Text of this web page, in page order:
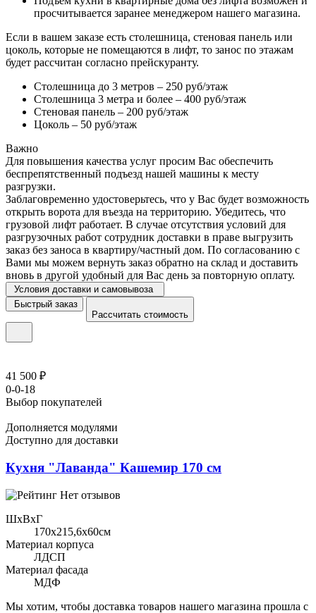
просчитывается заранее менеджером нашего магазина.
Если в вашем заказе есть столешница, стеновая панель или
цоколь, которые не помещаются в лифт, то занос по этажам
будет рассчитан согласно прейскуранту.
Столешница до 3 метров – 250 руб/этаж
Столешница 3 метра и более – 400 руб/этаж
Стеновая панель – 200 руб/этаж
Цоколь – 50 руб/этаж
Важно
Для повышения качества услуг просим Вас обеспечить
беспрепятственный подъезд нашей машины к месту
разгрузки.
Заблаговременно удостоверьтесь, что у Вас будет возможность
открыть ворота для въезда на территорию. Убедитесь, что
грузовой лифт работает. В случае отсутствия условий для
разгрузочных работ сотрудник доставки в праве выгрузить
заказ без заноса в квартиру/частный дом. По согласованию с
Вами мы можем вернуть заказ обратно на склад и доставить
вновь в другой удобный для Вас день за повторную оплату.
Условия доставки и самовывоза
Быстрый заказ
Рассчитать стоимость
41 500 ₽
0-0-18
Выбор покупателей
Дополняется модулями
Доступно для доставки
Кухня "Лаванда" Кашемир 170 см
Нет отзывов
ШхВхГ
170x215,6х60см
Материал корпуса
ЛДСП
Материал фасада
МДФ
Мы хотим, чтобы доставка товаров нашего магазина прошла с